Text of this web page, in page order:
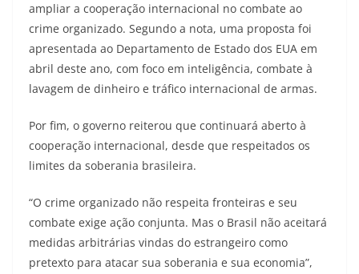
ampliar a cooperação internacional no combate ao
crime organizado. Segundo a nota, uma proposta foi
apresentada ao Departamento de Estado dos EUA em
abril deste ano, com foco em inteligência, combate à
lavagem de dinheiro e tráfico internacional de armas.
Por fim, o governo reiterou que continuará aberto à
cooperação internacional, desde que respeitados os
limites da soberania brasileira.
“O crime organizado não respeita fronteiras e seu
combate exige ação conjunta. Mas o Brasil não aceitará
medidas arbitrárias vindas do estrangeiro como
pretexto para atacar sua soberania e sua economia”,